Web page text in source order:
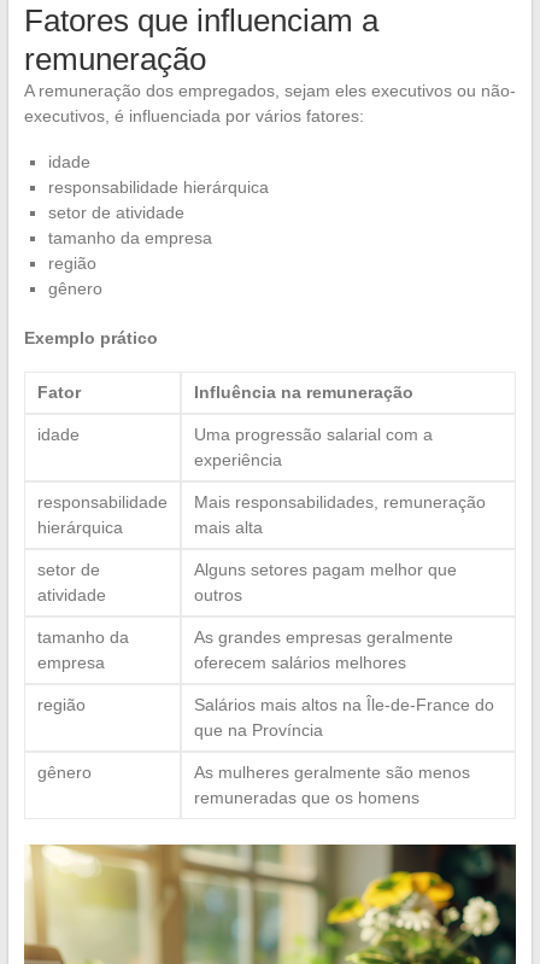
Fatores que influenciam a
remuneração
A remuneração dos empregados, sejam eles executivos ou não-
executivos, é influenciada por vários fatores:
idade
responsabilidade hierárquica
setor de atividade
tamanho da empresa
região
gênero
Exemplo prático
Fator Influência na remuneração
idade
Uma progressão salarial com a
experiência
responsabilidade
hierárquica
Mais responsabilidades, remuneração
mais alta
setor de
atividade
Alguns setores pagam melhor que
outros
tamanho da
empresa
As grandes empresas geralmente
oferecem salários melhores
região
Salários mais altos na Île-de-France do
que na Província
gênero
As mulheres geralmente são menos
remuneradas que os homens